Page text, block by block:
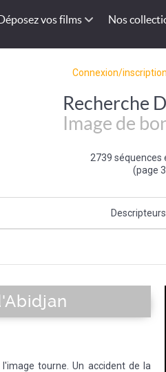
vos films Nos
Connexion/
Recherche
Image de
2739 séquences
(page
l'image tourne. Un accident de la